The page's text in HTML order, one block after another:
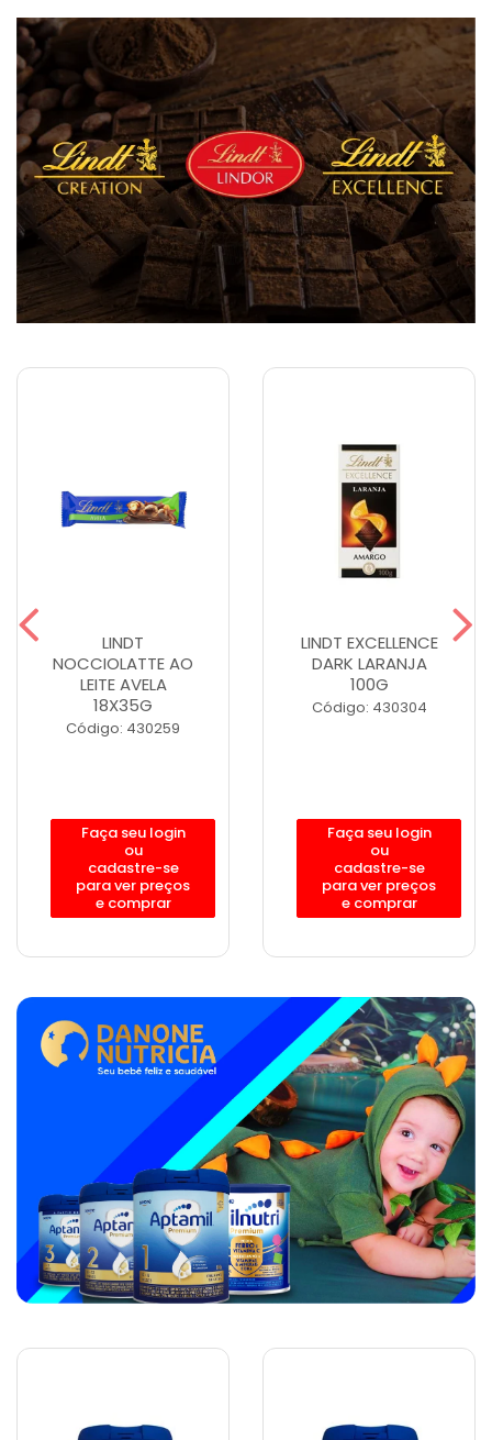
LINDT
NOCCIOLATTE AO
LEITE AVELA
18X35G
Código: 430259
Faça seu login
ou
cadastre-se
para ver preços
e comprar
LINDT EXCELLENCE
DARK LARANJA
100G
Código: 430304
Faça seu login
ou
cadastre-se
para ver preços
e comprar